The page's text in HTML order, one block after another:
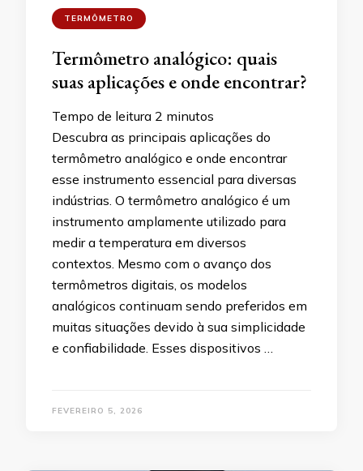
TERMÔMETRO
Termômetro analógico: quais
suas aplicações e onde encontrar?
Tempo de leitura 2 minutos
Descubra as principais aplicações do
termômetro analógico e onde encontrar
esse instrumento essencial para diversas
indústrias. O termômetro analógico é um
instrumento amplamente utilizado para
medir a temperatura em diversos
contextos. Mesmo com o avanço dos
termômetros digitais, os modelos
analógicos continuam sendo preferidos em
muitas situações devido à sua simplicidade
e confiabilidade. Esses dispositivos …
FEVEREIRO 5, 2026